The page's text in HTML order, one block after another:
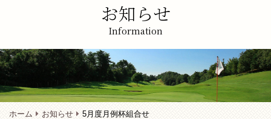
お知らせ
Information
ホーム お知らせ 5月度月例杯組合せ